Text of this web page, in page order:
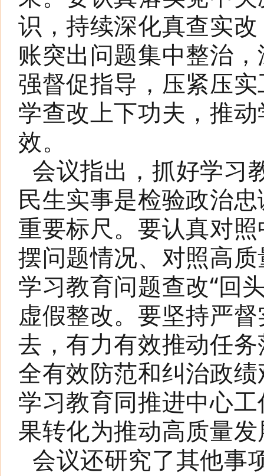
识，持续深化真查实
账突出问题集中整治
强督促指导，压紧压
学查改上下功夫，推
效。
会议指出，抓好学习
民生实事是检验政治
重要标尺。要认真对
摆问题情况、对照高
学习教育问题查改“回
虚假整改。要坚持严
去，有力有效推动任
全有效防范和纠治政
学习教育同推进中心
果转化为推动高质量
会议还研究了其他事